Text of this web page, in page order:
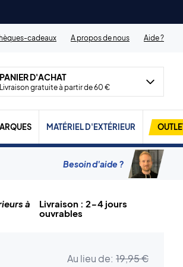
cadeaux
A propos de nous Aide ?
PANIER D'ACHAT
Livraison gratuite à partir de 60 €
MATÉRIEL D'EXTÉRIEUR
Besoin d'aide ?
à
Livraison : 2-4 jours
ouvrables
Au lieu de: 19,95 €